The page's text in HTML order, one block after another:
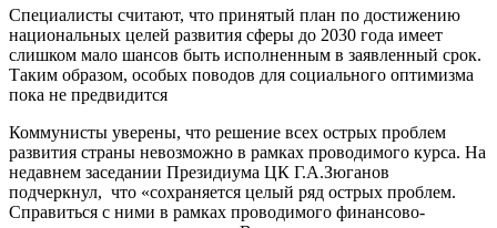
Специалисты считают, что принятый план по достижению
национальных целей развития сферы до 2030 года имеет
слишком мало шансов быть исполненным в заявленный срок.
Таким образом, особых поводов для социального оптимизма
пока не предвидится
Коммунисты уверены, что решение всех острых проблем
развития страны невозможно в рамках проводимого курса. На
недавнем заседании Президиума ЦК Г.А.Зюганов
подчеркнул, что «сохраняется целый ряд острых проблем.
Справиться с ними в рамках проводимого финансово-